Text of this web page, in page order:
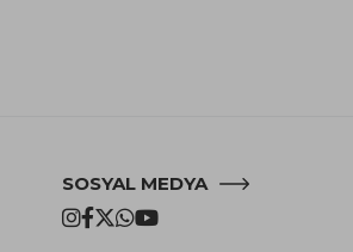
SOSYAL MEDYA